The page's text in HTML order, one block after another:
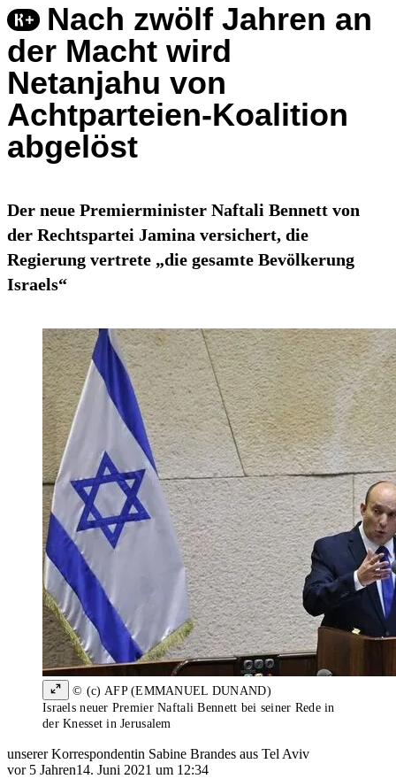
Nach zwölf Jahren an
der Macht wird
Netanjahu von
Achtparteien-Koalition
abgelöst
Der neue Premierminister Naftali Bennett von
der Rechtspartei Jamina versichert, die
Regierung vertrete „die gesamte Bevölkerung
Israels“
© (c) AFP (EMMANUEL DUNAND)
Israels neuer Premier Naftali Bennett bei seiner Rede in
der Knesset in Jerusalem
unserer Korrespondentin Sabine Brandes aus Tel Aviv
vor 5 Jahren14. Juni 2021 um 12:34